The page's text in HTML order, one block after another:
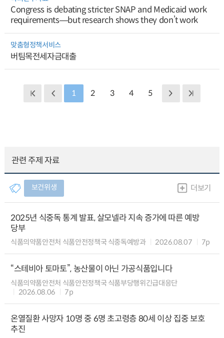
Congress is debating stricter SNAP and Medicaid work
requirements―but research shows they don’t work
맞춤형정책서비스
버팀목전세자금대출
1 2 3 4 5
관련 주제 자료
보건위생 더보기
2025년 식중독 통계 발표, 살모넬라 지속 증가에 따른 예방
당부
식품의약품안전처 식품안전정책국 식중독예방과 2026.08.07 7p
“스테비아 토마토”, 농산물이 아닌 가공식품입니다
식품의약품안전처 식품안전정책국 식품부당행위긴급대응단
2026.08.06
7p
온열질환 사망자 10명 중 6명 초고령층 80세 이상 집중 보호
추진